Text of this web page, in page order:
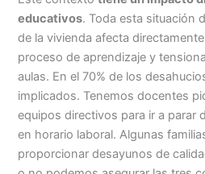
educativos. Toda esta situación
de la vivienda afecta
proceso de aprendizaje y
aulas. En el 70% de los
implicados. Tenemos docentes
equipos directivos para ir a parar
en horario laboral. Algunas
proporcionar desayunos de